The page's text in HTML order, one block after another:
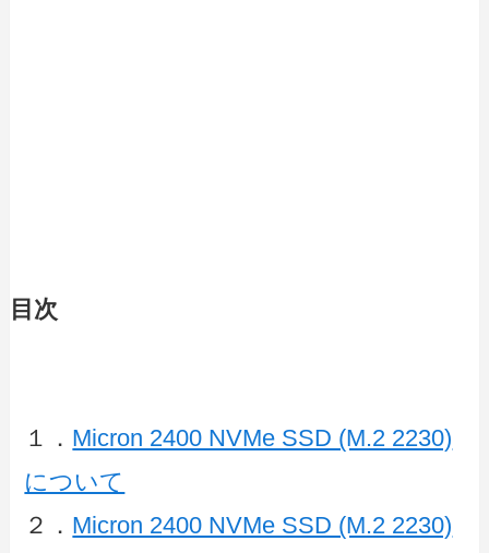
目次
１． Micron 2400 NVMe SSD (M.2 2230)
について
２． Micron 2400 NVMe SSD (M.2 2230)